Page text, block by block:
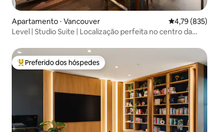
Apartamento ⋅ Vancouver 4,79 de uma
4,79 (835)
Level | Studio Suite | Localização perfeita no centro da
Entre os melhores preferidos dos hóspedes
Preferido dos hóspedes